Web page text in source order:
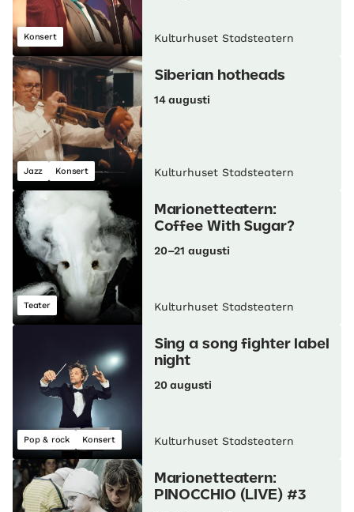
Konsert Kulturhuset Stadsteatern
Jazz Konsert
Siberian hotheads
14 augusti
Kulturhuset Stadsteatern
Teater
Marionetteatern:
Coffee With Sugar?
20–21 augusti
Kulturhuset Stadsteatern
Pop & rock Konsert
Sing a song fighter label
night
20 augusti
Kulturhuset Stadsteatern
Marionetteatern:
PINOCCHIO (LIVE) #3